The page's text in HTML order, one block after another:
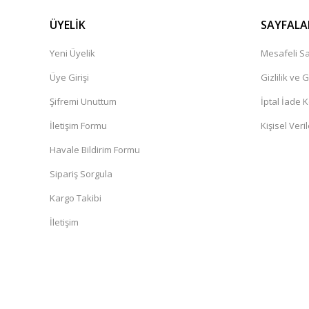
ÜYELİK
Yeni Üyelik
Üye Girişi
Şifremi Unuttum
İletişim Formu
Havale Bildirim Formu
Sipariş Sorgula
Kargo Takibi
İletişim
Mesafeli
Gizlilik ve
İptal İade
Kişisel